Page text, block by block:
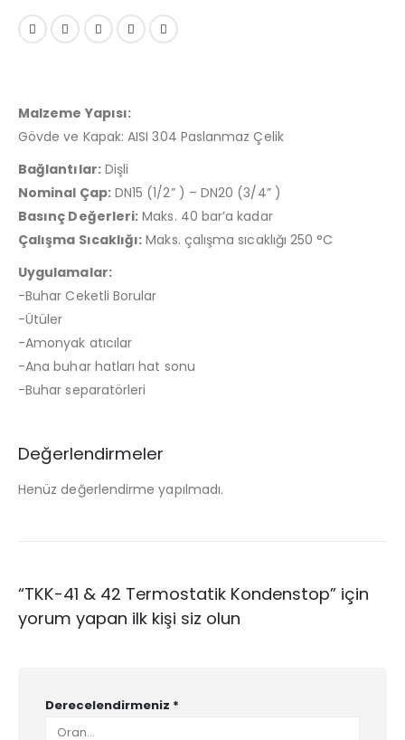
Malzeme Yapısı:
Gövde ve Kapak: AISI 304 Paslanmaz Çelik
Bağlantılar:Dişli
Nominal Çap:DN15 (1/2” ) – DN20 (3/4” )
Basınç Değerleri: Maks. 40 bar’a kadar
Çalışma Sıcaklığı: Maks. çalışma sıcaklığı 250 °C
Uygulamalar:
-Buhar Ceketli Borular
-Ütüler
-Amonyak atıcılar
-Ana buhar hatları hat sonu
-Buhar separatörleri
Değerlendirmeler
Henüz değerlendirme yapılmadı.
“TKK-41 & 42 Termostatik Kondenstop” için
yorum yapan ilk kişi siz olun
Derecelendirmeniz *